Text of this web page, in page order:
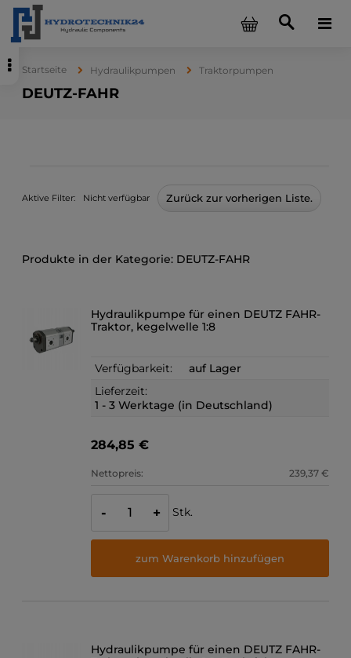
Startseite Hydraulikpumpen Traktorpumpen
DEUTZ-FAHR
Aktive Filter: Nicht verfügbar Zurück zur vorherigen Liste.
DEUTZ-FAHR
Hydraulikpumpe für einen DEUTZ FAHR-
Traktor, kegelwelle 1:8
Verfügbarkeit:
auf Lager
Lieferzeit:
1 - 3 Werktage (in Deutschland)
284,85 €
Nettopreis: 239,37 €
- + Stk.
zum Warenkorb hinzufügen
Hydraulikpumpe für einen DEUTZ FAHR-